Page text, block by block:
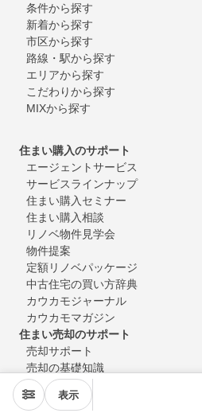
表示
条件から探す
新着から探す
市区から探す
路線・駅から探す
エリアから探す
こだわりから探す
MIXから探す
住まい購入のサポート
エージェントサービス
サービスラインナップ
住まい購入セミナー
住まい購入相談
リノベ物件見学会
物件提案
定額リノベパッケージ
中古住宅の買い方辞典
カウカモジャーナル
カウカモマガジン
住まい売却のサポート
売却サポート
売却の基礎知識
ウルカモ